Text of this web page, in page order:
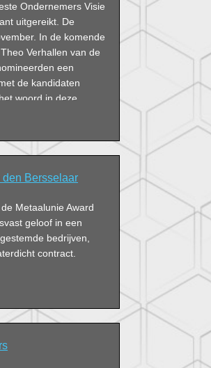
Ondernemers Visie
uitgereikt. De
In de komende
Verhallen van de
een
de kandidaten
woord in deze
Bersselaar
Metaalunie Award
geloof in een
bedrijven,
contract.